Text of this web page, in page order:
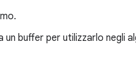
un buffer per utilizzarlo negli